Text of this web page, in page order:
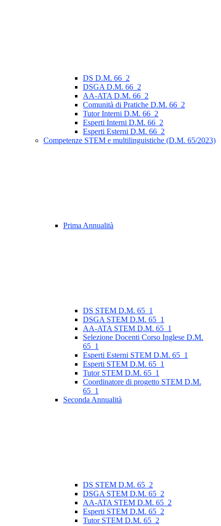
DS D.M. 66_2
DSGA D.M. 66_2
AA-ATA D.M. 66_2
Comunità di Pratiche D.M. 66_2
Tutor Interni D.M. 66_2
Esperti Interni D.M. 66_2
Esperti Esterni D.M. 66_2
Competenze STEM e multilinguistiche (D.M. 65/2023)
Prima Annualità
DS STEM D.M. 65_1
DSGA STEM D.M. 65_1
AA-ATA STEM D.M. 65_1
Selezione Docenti Corso Inglese D.M.
65_1
Esperti Esterni STEM D.M. 65_1
Esperti STEM D.M. 65_1
Tutor STEM D.M. 65_1
Coordinatore di progetto STEM D.M.
65_1
Seconda Annualità
DS STEM D.M. 65_2
DSGA STEM D.M. 65_2
AA-ATA STEM D.M. 65_2
Esperti STEM D.M. 65_2
Tutor STEM D.M. 65_2